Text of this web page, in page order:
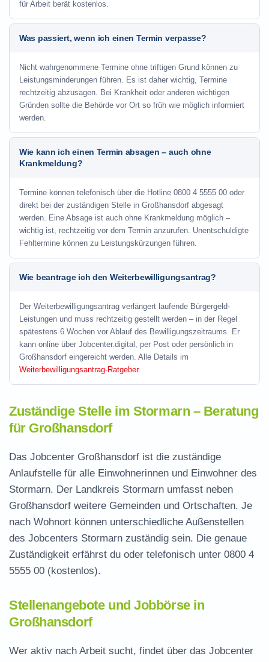
für Arbeit berät kostenlos.
Was passiert, wenn ich einen Termin verpasse?
Nicht wahrgenommene Termine ohne triftigen Grund können zu
Leistungsminderungen führen. Es ist daher wichtig, Termine
rechtzeitig abzusagen. Bei Krankheit oder anderen wichtigen
Gründen sollte die Behörde vor Ort so früh wie möglich informiert
werden.
Wie kann ich einen Termin absagen – auch ohne
Krankmeldung?
Termine können telefonisch über die Hotline 0800 4 5555 00 oder
direkt bei der zuständigen Stelle in Großhansdorf abgesagt
werden. Eine Absage ist auch ohne Krankmeldung möglich –
wichtig ist, rechtzeitig vor dem Termin anzurufen. Unentschuldigte
Fehltermine können zu Leistungskürzungen führen.
Wie beantrage ich den Weiterbewilligungsantrag?
Der Weiterbewilligungsantrag verlängert laufende Bürgergeld-
Leistungen und muss rechtzeitig gestellt werden – in der Regel
spätestens 6 Wochen vor Ablauf des Bewilligungszeitraums. Er
kann online über Jobcenter.digital, per Post oder persönlich in
Großhansdorf eingereicht werden. Alle Details im
Weiterbewilligungsantrag-Ratgeber.
Zuständige Stelle im Stormarn – Beratung
für Großhansdorf
Das Jobcenter Großhansdorf ist die zuständige
Anlaufstelle für alle Einwohnerinnen und Einwohner des
Stormarn. Der Landkreis Stormarn umfasst neben
Großhansdorf weitere Gemeinden und Ortschaften. Je
nach Wohnort können unterschiedliche Außenstellen
des Jobcenters Stormarn zuständig sein. Die genaue
Zuständigkeit erfährst du oder telefonisch unter 0800 4
5555 00 (kostenlos).
Stellenangebote und Jobbörse in
Großhansdorf
Wer aktiv nach Arbeit sucht, findet über das Jobcenter